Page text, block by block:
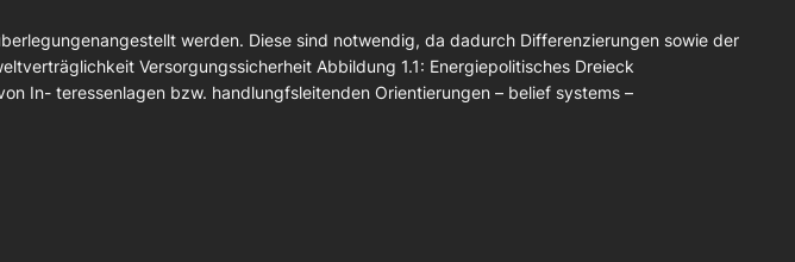
werden. Diese sind notwendig, da dadurch Differenzierungen sowie der
Versorgungssicherheit Abbildung 1.1: Energiepolitisches Dreieck
In- teressenlagen bzw. handlungfsleitenden Orientierungen – belief systems –